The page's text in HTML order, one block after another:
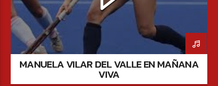
MANUELA VILAR DEL VALLE EN MAÑANA
VIVA